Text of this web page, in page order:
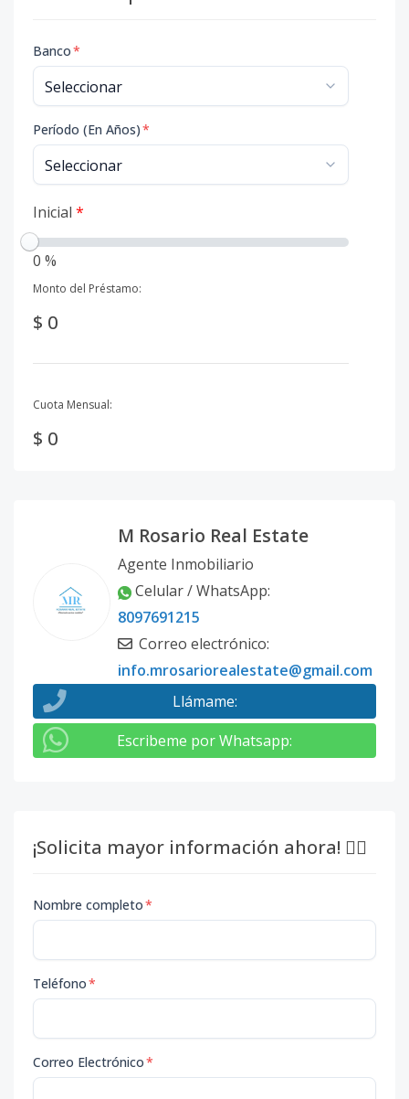
Banco*
Período (En Años)*
Inicial *
0 %
Monto del Préstamo:
$ 0
Cuota Mensual:
$ 0
M Rosario Real Estate
Agente Inmobiliario
Celular / WhatsApp:
8097691215
Correo electrónico:
info.mrosariorealestate@gmail.com
Llámame:
Escribeme por Whatsapp:
¡Solicita mayor información ahora! 👇🏽
Nombre completo*
Teléfono*
Correo Electrónico*